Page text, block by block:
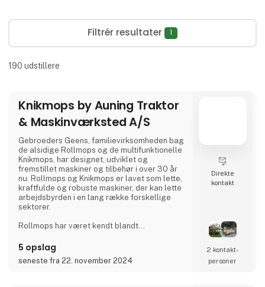
Filtrér resultater 1
190 udstillere
Knikmops by Auning Traktor
& Maskinværksted A/S
Gebroeders Geens, familievirksomheden bag
de alsidige Rollmops og de multifunktionelle
Knikmops, har designet, udviklet og
fremstillet maskiner og tilbehør i over 30 år
nu. Rollmops og Knikmops er lavet som lette,
kraftfulde og robuste maskiner, der kan lette
arbejdsbyrden i en lang række forskellige
sektorer.
Rollmops har været kendt blandt
Denne lille, alsidige transportmaskine kan
bære forsyninger lige ved siden af ​​det sted,
hvor de er nødvendige. Uanset om du kører i
5 opslag
seneste fra 22. november 2024
Direkte
kontakt
2 kontakt­
personer